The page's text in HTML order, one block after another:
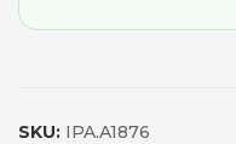
SKU: IPA.A1876